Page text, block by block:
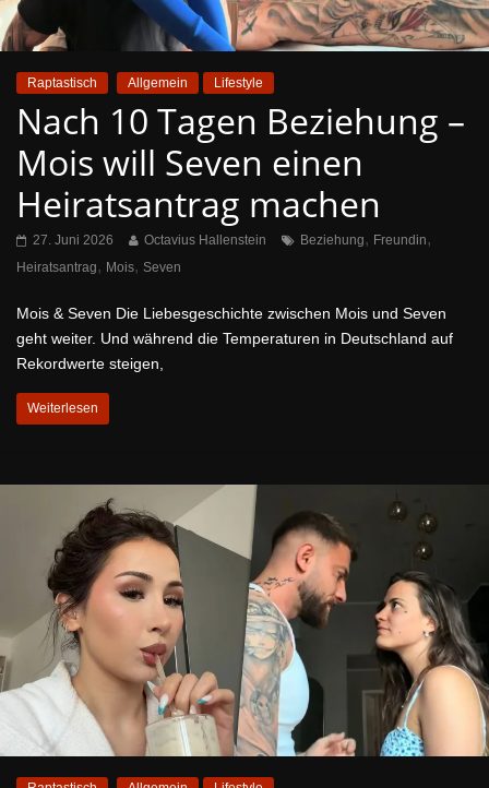
Raptastisch Allgemein Lifestyle
Nach 10 Tagen Beziehung –
Mois will Seven einen
Heiratsantrag machen
27. Juni 2026 Octavius Hallenstein Beziehung, Freundin,
Heiratsantrag, Mois, Seven
Mois & Seven Die Liebesgeschichte zwischen Mois und Seven
geht weiter. Und während die Temperaturen in Deutschland auf
Rekordwerte steigen,
Weiterlesen